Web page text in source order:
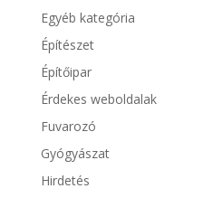
Egyéb kategória
Építészet
Építőipar
Érdekes weboldalak
Fuvarozó
Gyógyászat
Hirdetés